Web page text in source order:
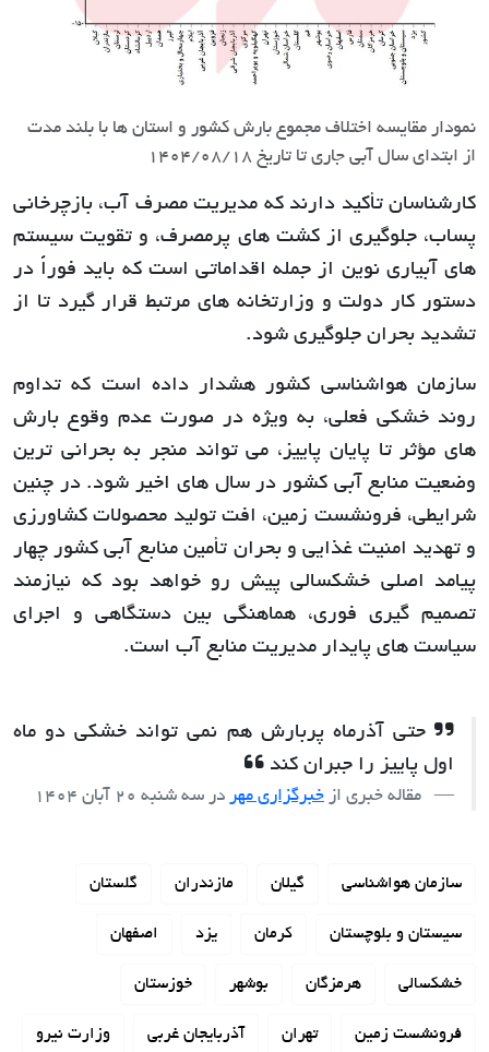
نمودار مقایسه اختلاف مجموع بارش کشور و استان ها با بلند مدت
از ابتدای سال آبی جاری تا تاریخ 1404/08/18
کارشناسان تأکید دارند که مدیریت مصرف آب، بازچرخانی
پساب، جلوگیری از کشت های پرمصرف، و تقویت سیستم
های آبیاری نوین از جمله اقداماتی است که باید فوراً در
دستور کار دولت و وزارتخانه های مرتبط قرار گیرد تا از
تشدید بحران جلوگیری شود.
سازمان هواشناسی کشور هشدار داده است که تداوم
روند خشکی فعلی، به ویژه در صورت عدم وقوع بارش
های مؤثر تا پایان پاییز، می تواند منجر به بحرانی ترین
وضعیت منابع آبی کشور در سال های اخیر شود. در چنین
شرایطی، فرونشست زمین، افت تولید محصولات کشاورزی
و تهدید امنیت غذایی و بحران تأمین منابع آبی کشور چهار
پیامد اصلی خشکسالی پیش رو خواهد بود که نیازمند
تصمیم گیری فوری، هماهنگی بین دستگاهی و اجرای
سیاست های پایدار مدیریت منابع آب است.
حتی آذرماه پربارش هم نمی تواند خشکی دو ماه
اول پاییز را جبران کند
مقاله خبری از خبرگزاری مهر در سه شنبه 20 آبان 1404
سازمان هواشناسی گیلان مازندران گلستان
سیستان و بلوچستان کرمان یزد اصفهان
خشکسالی هرمزگان بوشهر خوزستان
فرونشست زمین تهران آذربایجان غربی وزارت نیرو